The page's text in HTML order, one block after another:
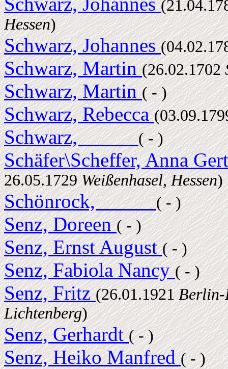
Hessen)
Schwarz, Johannes
Schwarz, Martin(26.02.1702
Schwarz, Martin( - )
Schwarz, Rebecca
Schwarz, _____( - )
Schäfer\Scheffer, Anna
26.05.1729Weißenhasel, Hessen)
Schönrock, _____( - )
Senz, Doreen( - )
Senz, Ernst August( - )
Senz, Fabiola Nancy( - )
Senz, Fritz(26.01.1921Berlin-
Lichtenberg)
Senz, Gerhardt( - )
Senz, Heiko Manfred( - )